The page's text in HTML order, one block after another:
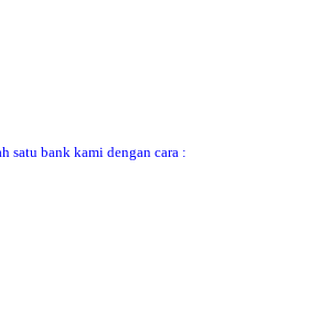
satu bank kami dengan cara :